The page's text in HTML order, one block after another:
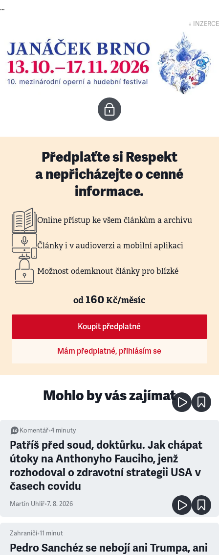
…
↓ INZERCE
Předplaťte si Respekt
a nepřicházejte o cenné
informace.
Online přístup ke všem článkům a archivu
Články i v audioverzi a mobilní aplikaci
Možnost odemknout články pro blízké
od160Kč/měsíc
Koupit předplatné
Mám předplatné, přihlásím se
Mohlo by vás zajímat
Komentář•4 minuty
Patříš před soud, doktůrku. Jak chápat
útoky na Anthonyho Fauciho, jenž
rozhodoval o zdravotní strategii USA v
časech covidu
Martin Uhlíř•7. 8. 2026
Zahraničí•11 minut
Pedro Sanchéz se nebojí ani Trumpa, ani